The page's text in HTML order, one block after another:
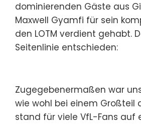
dominierenden Gäste aus
Maxwell Gyamfi für sein
den LOTM verdient gehabt.
Seitenlinie entschieden:
Zugegebenermaßen war
wie wohl bei einem
stand für viele VfL-Fans auf